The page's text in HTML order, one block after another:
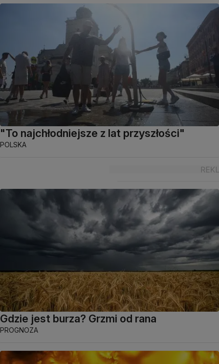
"To najchłodniejsze z lat przyszłości"
POLSKA
Gdzie jest burza? Grzmi od rana
PROGNOZA